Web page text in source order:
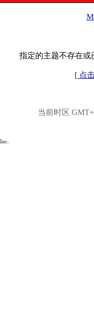
指定的主题不存在或
[ 点
当前时区